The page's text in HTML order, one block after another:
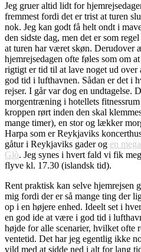
Jeg gruer altid lidt for
fremmest fordi det er trist at turen
nok. Jeg kan godt få helt ondt i
den sidste dag, men det er som
at turen har været skøn. Derudover
hjemrejsedagen ofte føles som om
rigtigt er tid til at lave noget ud
god tid i lufthavnen. Sådan er det i
rejser. I går var dog en undtagelse.
morgentræning i hotellets
kroppen rørt inden den skal
mange timer), en stor og lækker
Harpa som er Reykjaviks
gåtur i Reykjaviks gader og en
Glò. Jeg synes i hvert fald vi fik
flyve kl. 17.30 (islandsk tid).
Rent praktisk kan selve
mig fordi der er så mange ting der
op i en højere enhed. Ideelt set i
en god ide at være i god tid i
højde for alle scenarier, hvilket ofte
ventetid. Det har jeg egentlig ikke
vild med at sidde ned i alt for lang